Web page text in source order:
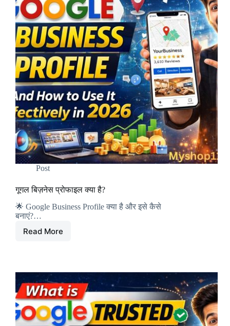
Post
गूगल बिज़नेस प्रोफाइल क्या है?
🌟 Google Business Profile क्या है और इसे कैसे
बनाएं?…
Read More